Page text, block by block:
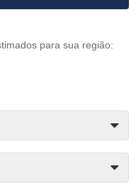
para sua região: